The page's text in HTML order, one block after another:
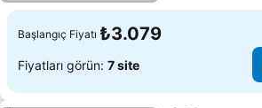
Başlangıç Fiyatı ₺3.079
Fiyatları görün: 7 site